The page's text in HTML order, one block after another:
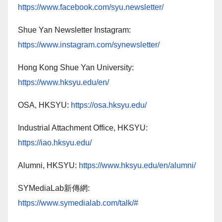
https://www.facebook.com/syu.newsletter/
Shue Yan Newsletter Instagram:
https://www.instagram.com/synewsletter/
Hong Kong Shue Yan University:
https://www.hksyu.edu/en/
OSA, HKSYU: https://osa.hksyu.edu/
Industrial Attachment Office, HKSYU:
https://iao.hksyu.edu/
Alumni, HKSYU: https://www.hksyu.edu/en/alumni/
SYMediaLab新傳網:
https://www.symedialab.com/talk/#